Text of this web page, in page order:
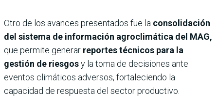
Otro de los avances presentados fue la consolidación
del sistema de información agroclimática del MAG,
que permite generar reportes técnicos para la
gestión de riesgosy la toma de decisiones ante
eventos climáticos adversos, fortaleciendo la
capacidad de respuesta del sector productivo.